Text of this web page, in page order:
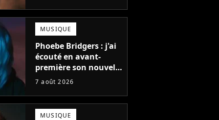
MUSIQUE
Phoebe Bridgers : j'ai
écouté en avant-
première son nouvel
album, c'est le bijou
7 août 2026
MUSIQUE